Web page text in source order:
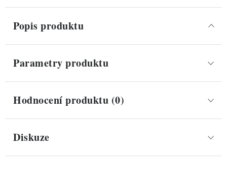
Popis produktu
Parametry produktu
Hodnocení produktu (0)
Diskuze